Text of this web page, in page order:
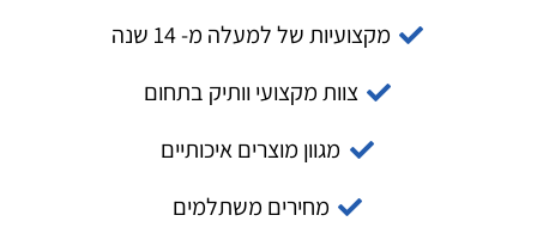
מקצועיות של למעלה מ- 14 שנה
צוות מקצועי וותיק בתחום
מגוון מוצרים איכותיים
מחירים משתלמים